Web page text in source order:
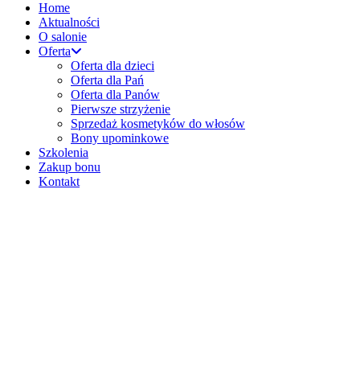
Home
Aktualności
O salonie
Oferta
Oferta dla dzieci
Oferta dla Pań
Oferta dla Panów
Pierwsze strzyżenie
Sprzedaż kosmetyków do włosów
Bony upominkowe
Szkolenia
Zakup bonu
Kontakt